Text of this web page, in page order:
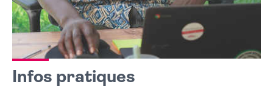
Infos pratiques